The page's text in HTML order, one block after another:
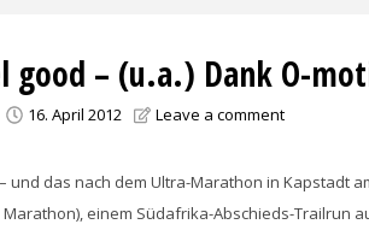
good – (u.a.) Dank O-
16. April 2012 Leave a comment
und das nach dem Ultra-Marathon in Kapstadt
einem Südafrika-Abschieds-Trailrun